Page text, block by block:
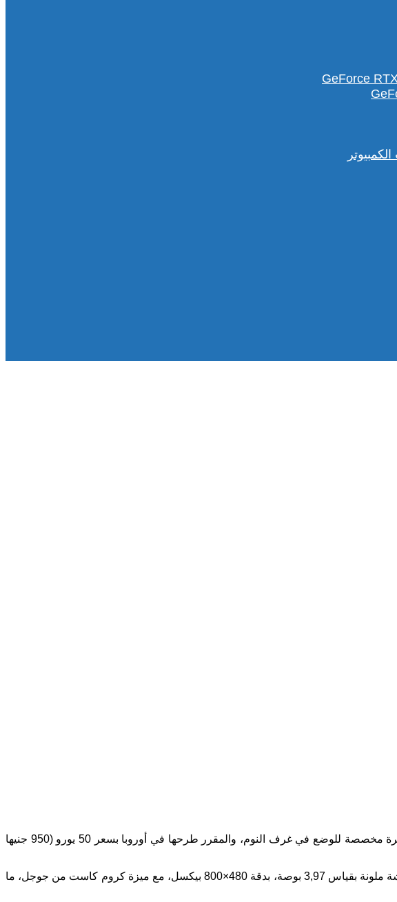
أعلنت شركة شاومي الصينية Xiaomi عن المنبه الذكي الجديد Mi المدعوم من جوجل، وهو عبارة عن شاشة ذكية صغيرة مخصصة للوضع في غرف النوم، والمقرر طرحها في أوروبا بسعر 50 يورو (950 جنيها
وتم الإعلان عن الشاشة الذكية الصغيرة خلال الإطلاق الأوروبي لهاتفي شاومي Redmi 9T وRedmi Note 9T، وهي شاشة ملونة بقياس 3,97 بوصة، بدقة 480×800 بيكسل، مع ميزة كروم كاست من جوجل، ما